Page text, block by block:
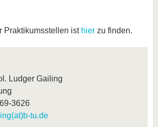
Praktikumsstellen ist hier zu finden.
Ludger Gailing
3626
tu.de